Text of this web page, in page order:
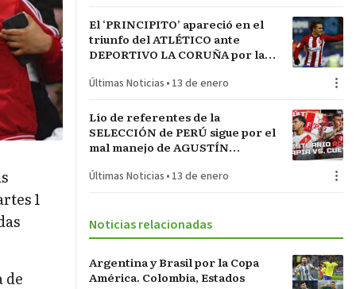
1
de
El ‘PRINCIPITO’ apareció en el
triunfo del ATLÉTICO ante
DEPORTIVO LA CORUÑA por la
Últimas Noticias • 13 de enero
Lío de referentes de la
SELECCIÓN de PERÚ sigue por el
mal manejo de AGUSTÍN
FEDERACIÓN PERUANA de
Últimas Noticias • 13 de enero
Noticias relacionadas
Argentina y Brasil por la Copa
América. Colombia, Estados